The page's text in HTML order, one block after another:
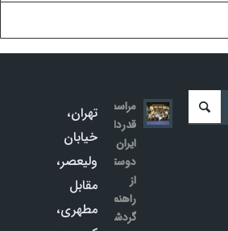
مراسم
قدردانی
ایران
دوستان
از
راهنمایان
گردشگری
تھران،
خيابان
وليعصر،
مقابل
مطھری،